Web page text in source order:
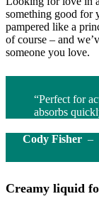
something good for
pampered like a
of course – and
someone you love.
“Perfect for
absorbs
Cody Fisher –
Creamy liquid